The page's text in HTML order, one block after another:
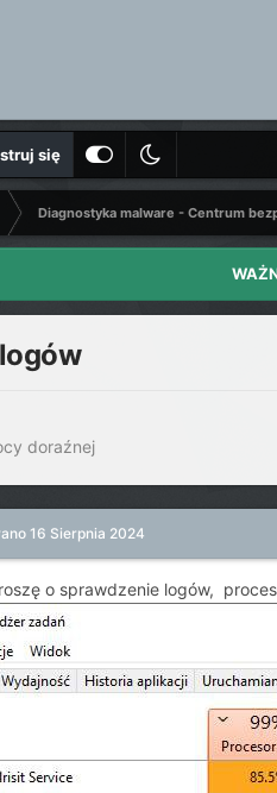
się
Diagnostyka malware - Centrum
doraźnej
16 Sierpnia 2024
o sprawdzenie logów,